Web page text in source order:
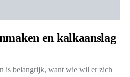
en kalkaanslag
is belangrijk, want wie wil er zich